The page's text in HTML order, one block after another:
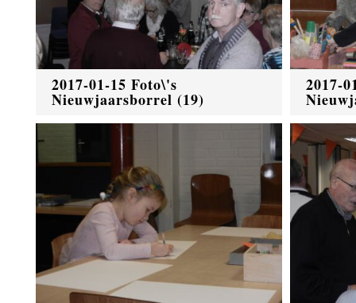
2017-01-15 Foto\'s
Nieuwjaarsborrel (19)
2017-